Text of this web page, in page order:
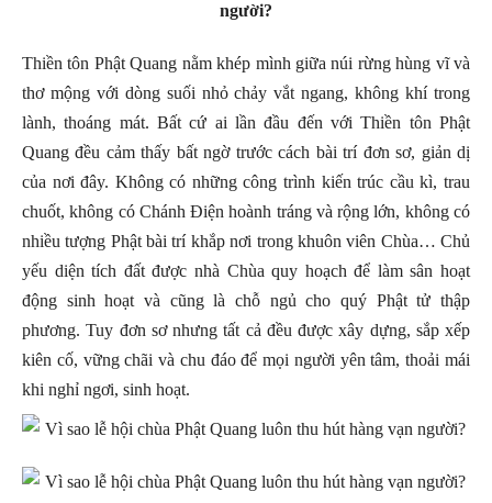
Thiền tôn Phật Quang nằm khép mình giữa núi rừng hùng vĩ và
thơ mộng với dòng suối nhỏ chảy vắt ngang, không khí trong
lành, thoáng mát. Bất cứ ai lần đầu đến với Thiền tôn Phật
Quang đều cảm thấy bất ngờ trước cách bài trí đơn sơ, giản dị
của nơi đây. Không có những công trình kiến trúc cầu kì, trau
chuốt, không có Chánh Điện hoành tráng và rộng lớn, không có
nhiều tượng Phật bài trí khắp nơi trong khuôn viên Chùa… Chủ
yếu diện tích đất được nhà Chùa quy hoạch để làm sân hoạt
động sinh hoạt và cũng là chỗ ngủ cho quý Phật tử thập
phương. Tuy đơn sơ nhưng tất cả đều được xây dựng, sắp xếp
kiên cố, vững chãi và chu đáo để mọi người yên tâm, thoải mái
khi nghỉ ngơi, sinh hoạt.